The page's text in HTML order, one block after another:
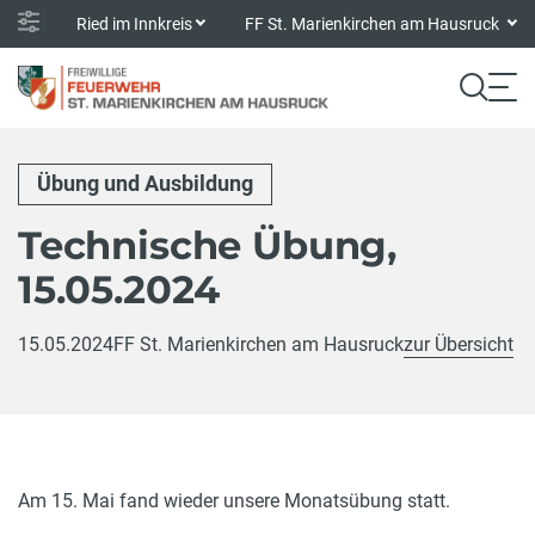
Ried im Innkreis FF St. Marienkirchen am Hausruck
Übung und Ausbildung
Technische Übung,
15.05.2024
15.05.2024FF St. Marienkirchen am Hausruckzur Übersicht
Am 15. Mai fand wieder unsere Monatsübung statt.